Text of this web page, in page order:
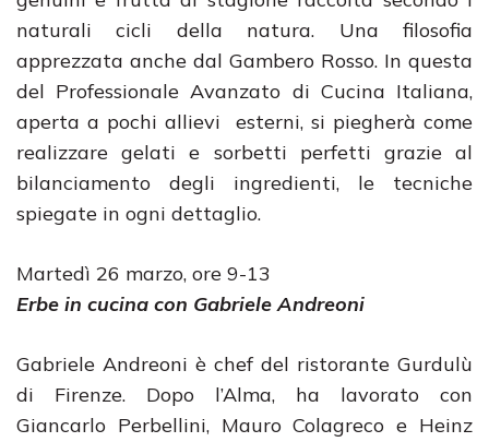
naturali cicli della natura. Una filosofia
apprezzata anche dal Gambero Rosso. In questa
del Professionale Avanzato di Cucina Italiana,
aperta a pochi allievi esterni, si piegherà come
realizzare gelati e sorbetti perfetti grazie al
bilanciamento degli ingredienti, le tecniche
spiegate in ogni dettaglio.
Martedì 26 marzo, ore 9-13
Erbe in cucina con Gabriele Andreoni
Gabriele Andreoni è chef del ristorante Gurdulù
di Firenze. Dopo l’Alma, ha lavorato con
Giancarlo Perbellini, Mauro Colagreco e Heinz